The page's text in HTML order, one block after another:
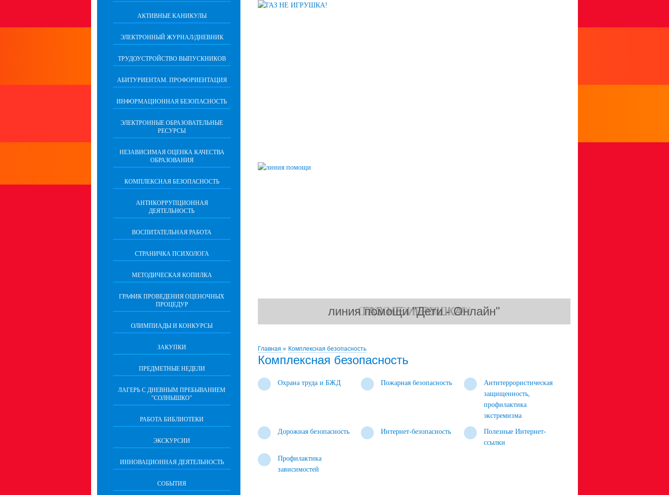
При запахе газа!!!
ОСТОРОЖНО ГАЗ!!!
ГАЗ НЕ ИГРУШКА!
линия помощи "Дети - Онлайн"
Главная » Комплексная безопасность
Комплексная безопасность
Охрана труда и БЖД Пожарная безопасность
Антитеррористическая
защищенность,
профилактика
экстремизма
Дорожная безопасность Интернет-безопасность
Полезные Интернет-
ссылки
Профилактика
зависимостей
АКТИВНЫЕ КАНИКУЛЫ
ЭЛЕКТРОННЫЙ ЖУРНАЛ/ДНЕВНИК
ТРУДОУСТРОЙСТВО ВЫПУСКНИКОВ
АБИТУРИЕНТАМ. ПРОФОРИЕНТАЦИЯ
ИНФОРМАЦИОННАЯ БЕЗОПАСНОСТЬ
ЭЛЕКТРОННЫЕ ОБРАЗОВАТЕЛЬНЫЕ
РЕСУРСЫ
НЕЗАВИСИМАЯ ОЦЕНКА КАЧЕСТВА
ОБРАЗОВАНИЯ
КОМПЛЕКСНАЯ БЕЗОПАСНОСТЬ
АНТИКОРРУПЦИОННАЯ
ДЕЯТЕЛЬНОСТЬ
ВОСПИТАТЕЛЬНАЯ РАБОТА
СТРАНИЧКА ПСИХОЛОГА
МЕТОДИЧЕСКАЯ КОПИЛКА
ГРАФИК ПРОВЕДЕНИЯ ОЦЕНОЧНЫХ
ПРОЦЕДУР
ОЛИМПИАДЫ И КОНКУРСЫ
ЗАКУПКИ
ПРЕДМЕТНЫЕ НЕДЕЛИ
ЛАГЕРЬ С ДНЕВНЫМ ПРЕБЫВАНИЕМ
"СОЛНЫШКО"
РАБОТА БИБЛИОТЕКИ
ЭКСКУРСИИ
ИННОВАЦИОННАЯ ДЕЯТЕЛЬНОСТЬ
СОБЫТИЯ